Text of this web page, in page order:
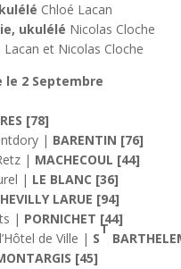
Chloé Lacan
ukulélé Nicolas Cloche
Lacan et Nicolas Cloche
le 2 Septembre
[78]
| BARENTIN [76]
| MACHECOUL [44]
| LE BLANC [36]
LARUE [94]
| PORNICHET [44]
de Ville | S
T
[45]